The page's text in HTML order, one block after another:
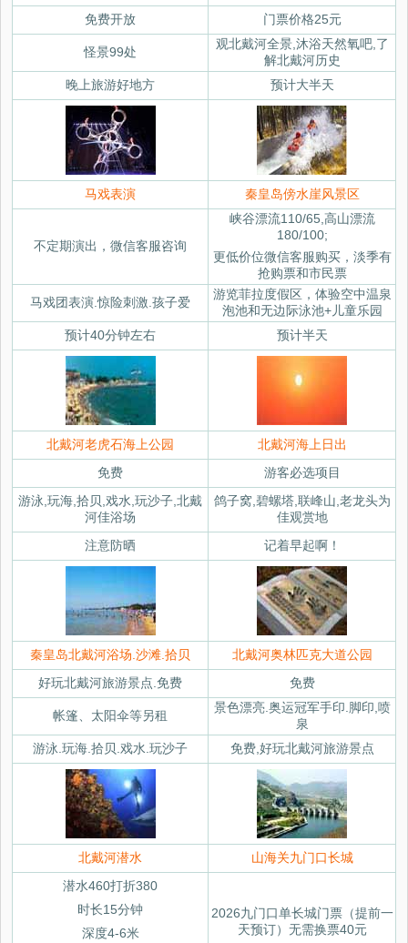
免费开放
门票价格25元
怪景99处
观北戴河全景,沐浴天然氧吧,了
解北戴河历史
晚上旅游好地方
预计大半天
马戏表演 秦皇岛傍水崖风景区
不定期演出，微信客服咨询
峡谷漂流110/65,高山漂流
180/100;
更低价位微信客服购买，淡季有
抢购票和市民票
马戏团表演.惊险刺激.孩子爱
游览菲拉度假区，体验空中温泉
泡池和无边际泳池+儿童乐园
预计40分钟左右
预计半天
北戴河老虎石海上公园
北戴河海上日出
免费
游客必选项目
游泳,玩海,拾贝,戏水,玩沙子,北戴
河佳浴场
鸽子窝,碧螺塔,联峰山,老龙头为
佳观赏地
注意防晒
记着早起啊！
秦皇岛北戴河浴场.沙滩.拾贝
北戴河奥林匹克大道公园
好玩北戴河旅游景点.免费
免费
帐篷、太阳伞等另租
景色漂亮.奥运冠军手印.脚印,喷
泉
游泳.玩海.拾贝.戏水.玩沙子
免费,好玩北戴河旅游景点
北戴河潜水
山海关九门口长城
潜水460打折380
时长15分钟
深度4-6米
2026九门口单长城门票（提前一
天预订）无需换票40元